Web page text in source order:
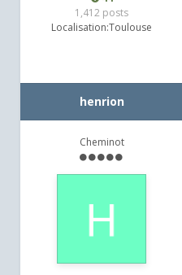
1,412 posts
Localisation:Toulouse
henrion
Cheminot